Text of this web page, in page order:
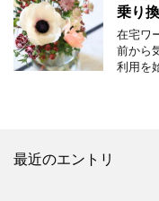
乗り
在宅ワ
前から
利用を
最近のエントリ